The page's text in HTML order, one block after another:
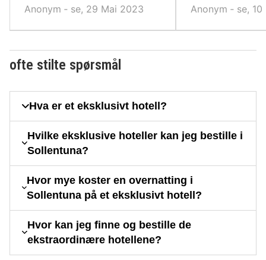
Anonym ‐ se, 29 Mai 2023
Anonym ‐ se,
ofte stilte spørsmål
Hva er et eksklusivt hotell?
Hvilke eksklusive hoteller kan jeg bestille i
Sollentuna?
Hvor mye koster en overnatting i
Sollentuna på et eksklusivt hotell?
Hvor kan jeg finne og bestille de
ekstraordinære hotellene?